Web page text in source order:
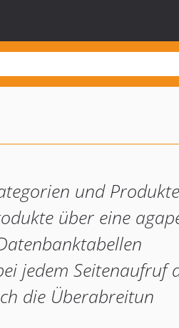
und
über eine
jedem Seitenaufruf
die Überabreitun